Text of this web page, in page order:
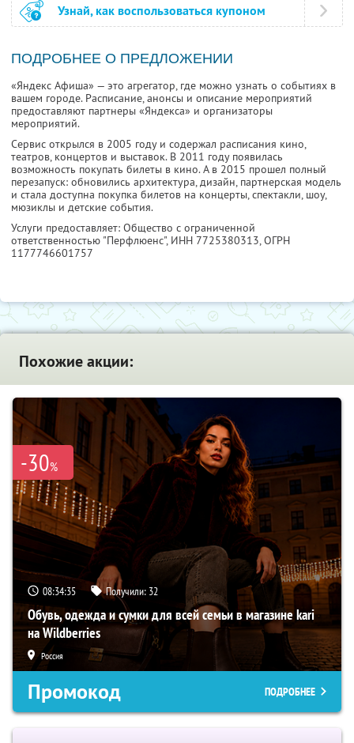
Узнай, как воспользоваться купоном
ПОДРОБНЕЕ О ПРЕДЛОЖЕНИИ
«Яндекс Афиша» — это агрегатор, где можно узнать о событиях в
вашем городе. Расписание, анонсы и описание мероприятий
предоставляют партнеры «Яндекса» и организаторы
мероприятий.
Сервис открылся в 2005 году и содержал расписания кино,
театров, концертов и выставок. В 2011 году появилась
возможность покупать билеты в кино. А в 2015 прошел полный
перезапуск: обновились архитектура, дизайн, партнерская модель
и стала доступна покупка билетов на концерты, спектакли, шоу,
мюзиклы и детские события.
Услуги предоставляет: Общество с ограниченной
ответственностью "Перфлюенс", ИНН 7725380313, ОГРН
1177746601757
Похожие акции:
-30%
08:34:34 Получили: 32
Обувь, одежда и сумки для всей семьи в магазине kari
на Wildberries
Россия
Промокод ПОДРОБНЕЕ